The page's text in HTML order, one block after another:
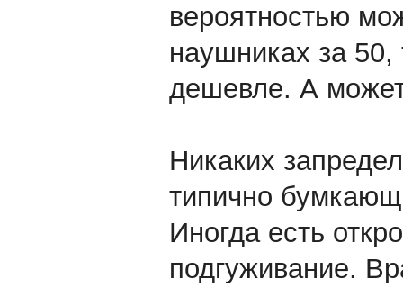
вероятностью
наушниках за
дешевле. А
Никаких
типично
Иногда есть
подгуживание.